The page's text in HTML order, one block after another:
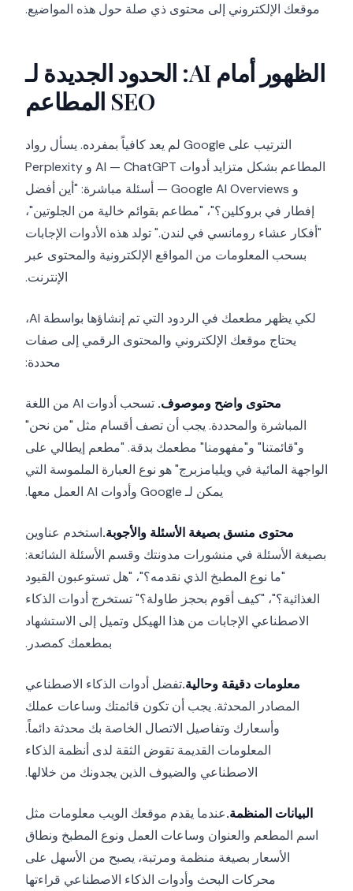
موقعك الإلكتروني إلى محتوى ذي صلة حول هذه المواضيع.
الظهور أمام AI: الحدود الجديدة لـ
SEO المطاعم
الترتيب على Google لم يعد كافياً بمفرده. يسأل رواد
المطاعم بشكل متزايد أدوات AI — ChatGPT و Perplexity
و Google AI Overviews — أسئلة مباشرة: "أين أفضل
إفطار في بروكلين؟"، "مطاعم بقوائم خالية من الجلوتين"،
"أفكار عشاء رومانسي في لندن." تولد هذه الأدوات الإجابات
بسحب المعلومات من المواقع الإلكترونية والمحتوى عبر
الإنترنت.
لكي يظهر مطعمك في الردود التي تم إنشاؤها بواسطة AI،
يحتاج موقعك الإلكتروني والمحتوى الرقمي إلى صفات
محددة:
محتوى واضح وموصوف.
تسحب أدوات AI من اللغة
المباشرة والمحددة. يجب أن تصف أقسام مثل "من نحن"
و"قائمتنا" و"مفهومنا" مطعمك بدقة. "مطعم إيطالي على
الواجهة المائية في ويليامزبرج" هو نوع العبارة الملموسة التي
يمكن لـ Google وأدوات AI العمل معها.
محتوى منسق بصيغة الأسئلة والأجوبة.استخدم عناوين
بصيغة الأسئلة في منشورات مدونتك وقسم الأسئلة الشائعة:
"ما نوع المطبخ الذي نقدمه؟"، "هل تستوعبون القيود
الغذائية؟"، "كيف أقوم بحجز طاولة؟" تستخرج أدوات الذكاء
الاصطناعي الإجابات من هذا الهيكل وتميل إلى الاستشهاد
بمطعمك كمصدر.
معلومات دقيقة وحالية.تفضل أدوات الذكاء الاصطناعي
المصادر المحدثة. يجب أن تكون قائمتك وساعات عملك
وأسعارك وتفاصيل الاتصال الخاصة بك محدثة دائماً.
المعلومات القديمة تقوض الثقة لدى أنظمة الذكاء
الاصطناعي والضيوف الذين يجدونك من خلالها.
البيانات المنظمة.عندما يقدم موقعك الويب معلومات مثل
اسم المطعم والعنوان وساعات العمل ونوع المطبخ ونطاق
الأسعار بصيغة منظمة ومرتبة، يصبح من الأسهل على
محركات البحث وأدوات الذكاء الاصطناعي قراءتها